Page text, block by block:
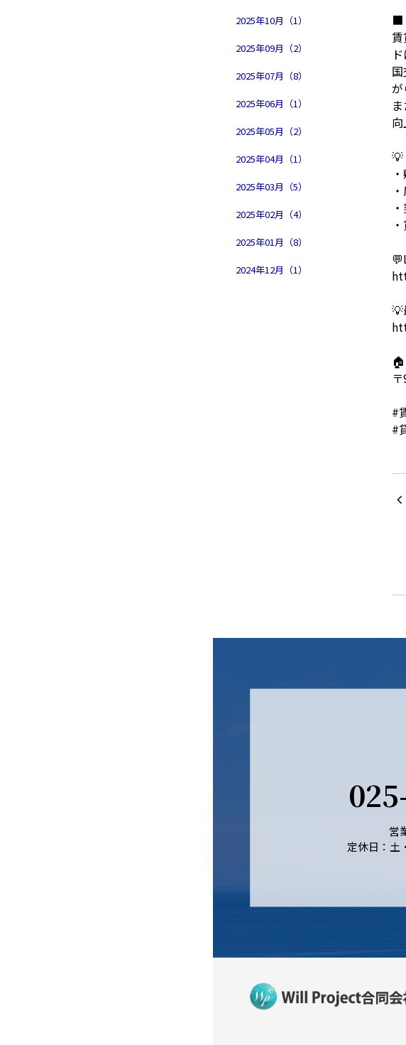
2025年10月（1）
2025年09月（2）
2025年07月（8）
2025年06月（1）
2025年05月（2）
2025年04月（1）
2025年03月（5）
2025年02月（4）
2025年01月（8）
2024年12月（1）
■
が
💡
💬
💡
🏠
〒
#
#
営
定休日：土